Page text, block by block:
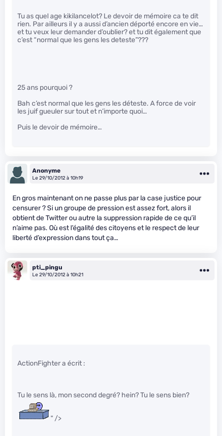
Tu as quel age kikilancelot? Le devoir de mémoire ca te dit
rien. Par ailleurs il y a aussi d’ancien déporté encore en vie…
et tu veux leur demander d’oublier? et tu dit également que
c’est “normal que les gens les deteste”???
25 ans pourquoi ?
Bah c’est normal que les gens les déteste. A force de voir
les juif gueuler sur tout et n’importe quoi…
Puis le devoir de mémoire…
Anonyme
Le 29/10/2012 à 10h19
En gros maintenant on ne passe plus par la case justice pour
censurer ? Si un groupe de pression est assez fort, alors il
obtient de Twitter ou autre la suppression rapide de ce qu’il
n’aime pas. Où est l’égalité des citoyens et le respect de leur
liberté d’expression dans tout ça…
pti_pingu
Le 29/10/2012 à 10h21
ActionFighter a écrit :
Tu le sens là, mon second degré? hein? Tu le sens bien?
" />